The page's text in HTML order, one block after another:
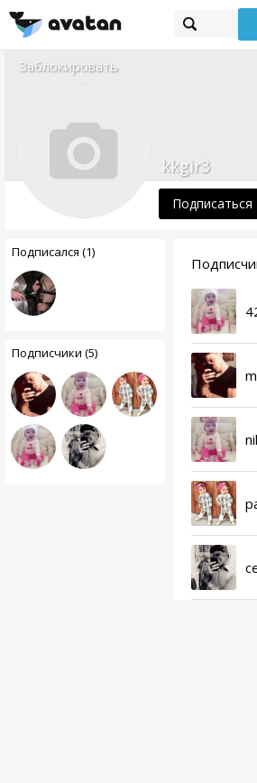
Заблокировать
kkgir3
Подписаться
Подписался (1)
Подписчики (5)